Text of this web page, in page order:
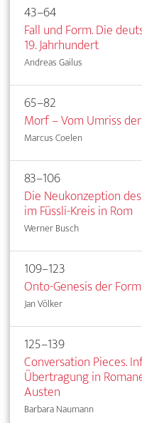
43–64
Fall und Form. Die
19. Jahrhundert
Andreas Gailus
65–82
Morf – Vom Umriss
Marcus Coelen
83–106
Die Neukonzeption
im Füssli-Kreis in Rom
Werner Busch
109–123
Onto-Genesis der Form
Jan Völker
125–139
Conversation Pieces.
Übertragung in
Austen
Barbara Naumann